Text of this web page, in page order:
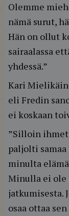
Olemme
nämä surut,
Hän on ollut
sairaalassa
yhdessä.”
Kari
eli Fredin
ei koskaan
”Silloin
paljolti
minulta
Minulla ei ole
jatkumisesta.
osaa ottaa